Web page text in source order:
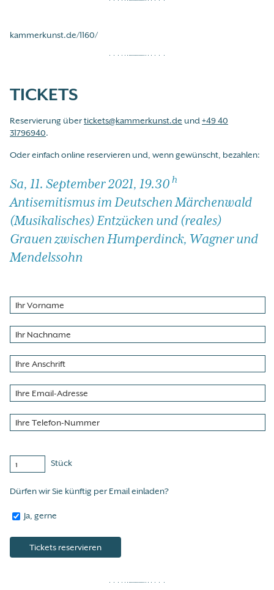
kammerkunst.de/1160/
TICKETS
Reservierung übertickets@kammerkunst.de und+49 40
31796940.
Oder einfach online reservieren und, wenn gewünscht, bezahlen:
Sa, 11. September 2021, 19.30 h
Antisemitismus im Deutschen Märchenwald
(Musikalisches) Entzücken und (reales)
Grauen zwischen Humperdinck, Wagner und
Mendelssohn
Stück
Dürfen wir Sie künftig per Email einladen?
Ja, gerne